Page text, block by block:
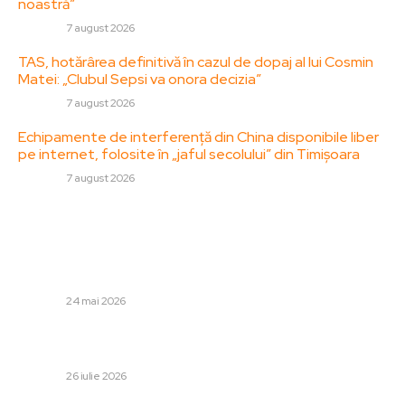
noastră”
7 august 2026
TAS, hotărârea definitivă în cazul de dopaj al lui Cosmin
Matei: „Clubul Sepsi va onora decizia”
7 august 2026
Echipamente de interferență din China disponibile liber
pe internet, folosite în „jaful secolului” din Timișoara
7 august 2026
24 mai 2026
26 iulie 2026